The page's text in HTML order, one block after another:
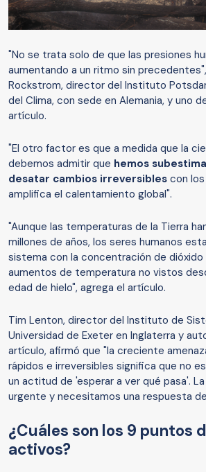
"No se trata solo de que las presiones
aumentando a un ritmo sin
Rockstrom, director del Instituto
del Clima, con sede en Alemania, y uno
artículo.
"El otro factor es que a medida que la
debemos admitir que hemos
desatar cambios irreversibles con
amplifica el calentamiento global".
"Aunque las temperaturas de la Tierra
millones de años, los seres humanos
sistema con la concentración de
aumentos de temperatura no vistos
edad de hielo", agrega el artículo.
Tim Lenton, director del Instituto de
Universidad de Exeter en Inglaterra y
artículo, afirmó que "la creciente
rápidos e irreversibles significa que no
un actitud de 'esperar a ver qué pasa'.
urgente y necesitamos una respuesta
¿Cuáles son los 9 puntos
activos?